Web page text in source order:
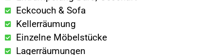
Eckcouch & Sofa
Kellerräumung
Einzelne Möbelstücke
Lagerräumungen